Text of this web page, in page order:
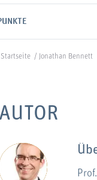
Startseite / Jonathan Bennett
AUTOR